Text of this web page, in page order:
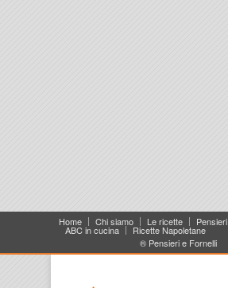
Home Chi siamo Le ricette Pensieri
ABC in cucina
Ricette Napoletane
® Pensieri e Fornelli